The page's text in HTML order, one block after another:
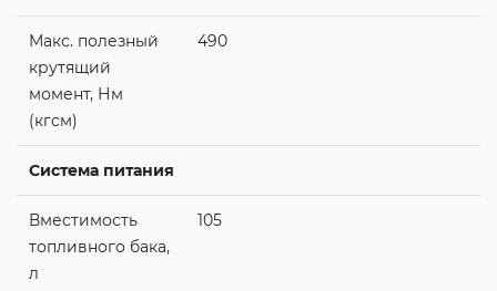
Макс. полезный
крутящий
момент, Нм
(кгсм)
490
Система питания
Вместимость
топливного бака,
л
105